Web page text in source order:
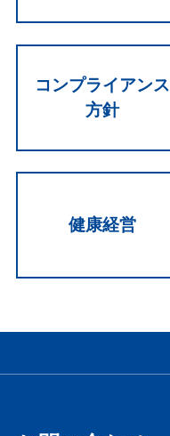
コンプライアンス
方針
健康経営